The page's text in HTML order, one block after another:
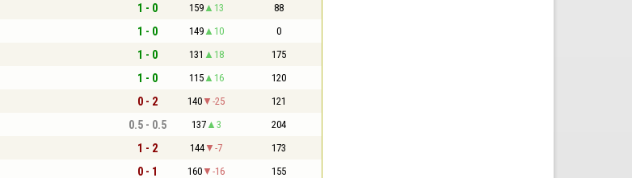
1 - 0 159 13 88
1 - 0 149 10 0
1 - 0 131 18 175
1 - 0 115 16 120
0 - 2 140 -25 121
0.5 - 0.5 137 3 204
1 - 2 144 -7 173
0 - 1 160 -16 155